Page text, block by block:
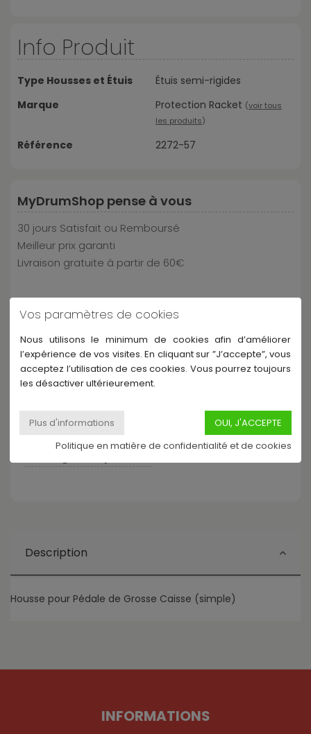
Info Produit
Type Housses et Étuis
Étuis semi-rigides
Marque
Protection Racket (voir tous
les produits)
Référence 2272-57
MyDrumShop pense à vous
30 jours Satisfait ou Remboursé
Meilleur prix garanti
Livraison gratuite à partir de 60€
Paiement et livraison au top
Partagez ce produit
Description
Housse pour Pédale de Grosse Caisse (simple)
INFORMATIONS
Vos paramètres de cookies
Nous utilisons le minimum de cookies afin d’améliorer
l’expérience de vos visites. En cliquant sur ”J’accepte”, vous
acceptez l’utilisation de ces cookies. Vous pourrez toujours
les désactiver ultérieurement.
Politique en matière de confidentialité et de cookies